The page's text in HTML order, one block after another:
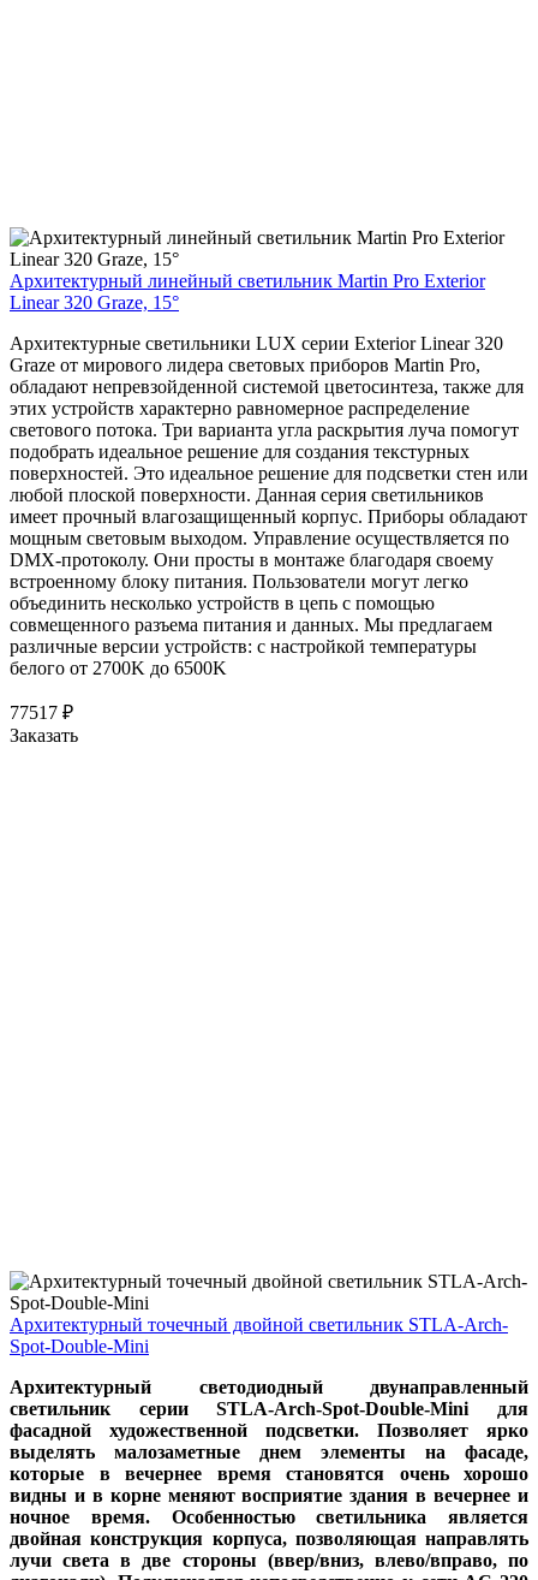
Архитектурный линейный светильник Martin Pro Exterior
Linear 320 Graze, 15°
Архитектурные светильники LUX серии Exterior Linear 320
Graze от мирового лидера световых приборов Martin Pro,
обладают непревзойденной системой цветосинтеза, также для
этих устройств характерно равномерное распределение
светового потока. Три варианта угла раскрытия луча помогут
подобрать идеальное решение для создания текстурных
поверхностей. Это идеальное решение для подсветки стен или
любой плоской поверхности. Данная серия светильников
имеет прочный влагозащищенный корпус. Приборы обладают
мощным световым выходом. Управление осуществляется по
DMX-протоколу. Они просты в монтаже благодаря своему
встроенному блоку питания. Пользователи могут легко
объединить несколько устройств в цепь с помощью
совмещенного разъема питания и данных. Мы предлагаем
различные версии устройств: с настройкой температуры
белого от 2700K до 6500K
77517 ₽
Заказать
Архитектурный точечный двойной светильник STLA-Arch-
Spot-Double-Mini
Архитектурный светодиодный двунаправленный
светильник серии STLA-Arch-Spot-Double-Mini для
фасадной художественной подсветки. Позволяет ярко
выделять малозаметные днем элементы на фасаде,
которые в вечернее время становятся очень хорошо
видны и в корне меняют восприятие здания в вечернее и
ночное время. Особенностью светильника является
двойная конструкция корпуса, позволяющая направлять
лучи света в две стороны (ввер/вниз, влево/вправо, по